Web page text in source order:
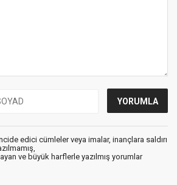
edici cümleler veya imalar, inançlara saldırı
ve büyük harflerle yazılmış yorumlar